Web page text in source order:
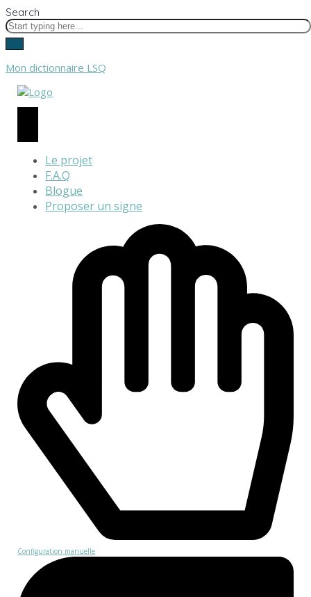
Search
Mon dictionnaire LSQ
Le projet
F.A.Q
Blogue
Proposer un signe
Configuration manuelle